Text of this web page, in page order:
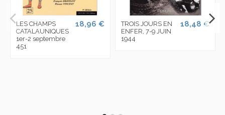
LES CHAMPS
CATALAUNIQUES
1er-2 septembre
451
18,96 €
TROIS JOURS EN
ENFER, 7-9 JUIN
1944
18,48 €